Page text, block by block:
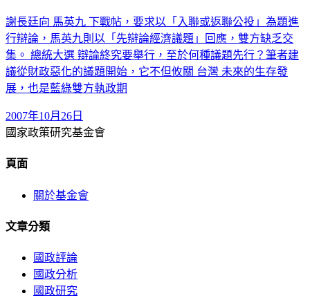
謝長廷向 馬英九 下戰帖，要求以「入聯或返聯公投」為題進
行辯論，馬英九則以「先辯論經濟議題」回應，雙方缺乏交
集。 總統大選 辯論終究要舉行，至於何種議題先行？筆者建
議從財政惡化的議題開始，它不但攸關 台灣 未來的生存發
展，也是藍綠雙方執政期
2007年10月26日
國家政策研究基金會
頁面
關於基金會
文章分類
國政評論
國政分析
國政研究